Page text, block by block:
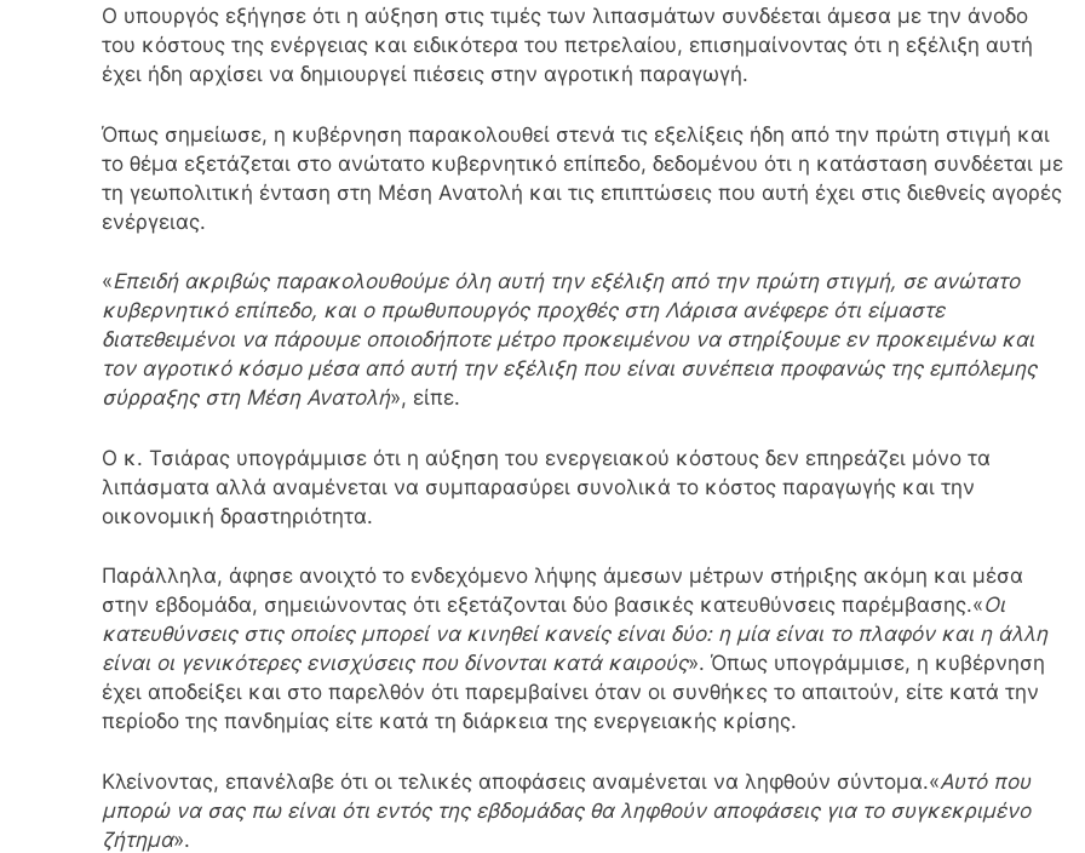
Ο υπουργός εξήγησε ότι η αύξηση στις τιμές των λιπασμάτων συνδέεται άμεσα με την άνοδο
του κόστους της ενέργειας και ειδικότερα του πετρελαίου, επισημαίνοντας ότι η εξέλιξη αυτή
έχει ήδη αρχίσει να δημιουργεί πιέσεις στην αγροτική παραγωγή.
Όπως σημείωσε, η κυβέρνηση παρακολουθεί στενά τις εξελίξεις ήδη από την πρώτη στιγμή και
το θέμα εξετάζεται στο ανώτατο κυβερνητικό επίπεδο, δεδομένου ότι η κατάσταση συνδέεται με
τη γεωπολιτική ένταση στη Μέση Ανατολή και τις επιπτώσεις που αυτή έχει στις διεθνείς αγορές
ενέργειας.
«Επειδή ακριβώς παρακολουθούμε όλη αυτή την εξέλιξη από την πρώτη στιγμή, σε ανώτατο
κυβερνητικό επίπεδο, και ο πρωθυπουργός προχθές στη Λάρισα ανέφερε ότι είμαστε
διατεθειμένοι να πάρουμε οποιοδήποτε μέτρο προκειμένου να στηρίξουμε εν προκειμένω και
τον αγροτικό κόσμο μέσα από αυτή την εξέλιξη που είναι συνέπεια προφανώς της εμπόλεμης
σύρραξης στη Μέση Ανατολή», είπε.
Ο κ. Τσιάρας υπογράμμισε ότι η αύξηση του ενεργειακού κόστους δεν επηρεάζει μόνο τα
λιπάσματα αλλά αναμένεται να συμπαρασύρει συνολικά το κόστος παραγωγής και την
οικονομική δραστηριότητα.
Παράλληλα, άφησε ανοιχτό το ενδεχόμενο λήψης άμεσων μέτρων στήριξης ακόμη και μέσα
στην εβδομάδα, σημειώνοντας ότι εξετάζονται δύο βασικές κατευθύνσεις παρέμβασης.«Οι
κατευθύνσεις στις οποίες μπορεί να κινηθεί κανείς είναι δύο: η μία είναι το πλαφόν και η άλλη
είναι οι γενικότερες ενισχύσεις που δίνονται κατά καιρούς». Όπως υπογράμμισε, η κυβέρνηση
έχει αποδείξει και στο παρελθόν ότι παρεμβαίνει όταν οι συνθήκες το απαιτούν, είτε κατά την
περίοδο της πανδημίας είτε κατά τη διάρκεια της ενεργειακής κρίσης.
Κλείνοντας, επανέλαβε ότι οι τελικές αποφάσεις αναμένεται να ληφθούν σύντομα.«Αυτό που
μπορώ να σας πω είναι ότι εντός της εβδομάδας θα ληφθούν αποφάσεις για το συγκεκριμένο
ζήτημα».